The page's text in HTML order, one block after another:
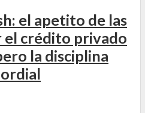
el apetito de las
el crédito privado
la disciplina